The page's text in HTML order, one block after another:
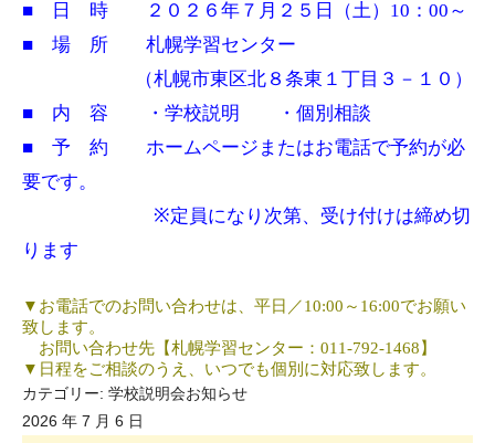
■ 日 時 ２０２６年７月２５日（土）10：00～
■ 場 所 札幌学習センター
（札幌市東区北８条東１丁目３－１０）
■ 内 容 ・学校説明 ・個別相談
■ 予 約 ホームページまたはお電話で予約が必
要です。
※定員になり次第、受け付けは締め切
ります
▼ お電話でのお問い合わせは、平日／10:00 ～ 16:00でお願い
致します。
お問い合わせ先【札幌学習センター： 011-792-1468 】
▼ 日程をご相談のうえ、いつでも個別に対応致します。
カテゴリー: 学校説明会お知らせ
2026 年 7 月 6 日